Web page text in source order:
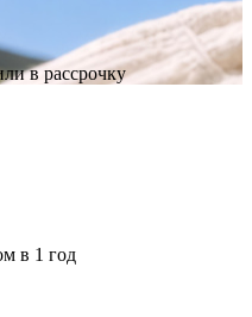
в рассрочку
в 1 год